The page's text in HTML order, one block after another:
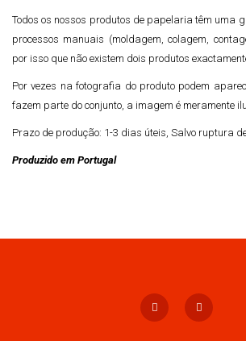
Todos os nossos produtos de papelaria têm uma
processos manuais (moldagem, colagem,
por isso que não existem dois produtos
Por vezes na fotografia do produto podem
fazem parte do conjunto, a imagem é meramente
Prazo de produção: 1-3 dias úteis, Salvo ruptura
Produzido em Portugal